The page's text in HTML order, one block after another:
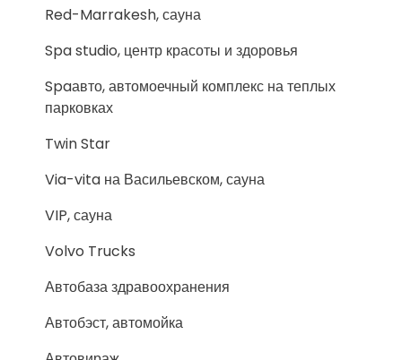
Red-Marrakesh, сауна
Spa studio, центр красоты и здоровья
Spaавто, автомоечный комплекс на теплых
парковках
Twin Star
Via-vita на Васильевском, сауна
VIP, сауна
Volvo Trucks
Автобаза здравоохранения
Автобэст, автомойка